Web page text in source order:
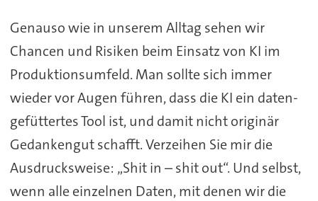
Genauso wie in unserem Alltag sehen wir
Chancen und Risiken beim Einsatz von KI im
Produktionsumfeld. Man sollte sich immer
wieder vor Augen führen, dass die KI ein daten-
gefüttertes Tool ist, und damit nicht originär
Gedankengut schafft. Verzeihen Sie mir die
Ausdrucksweise: „Shit in – shit out“. Und selbst,
wenn alle einzelnen Daten, mit denen wir die